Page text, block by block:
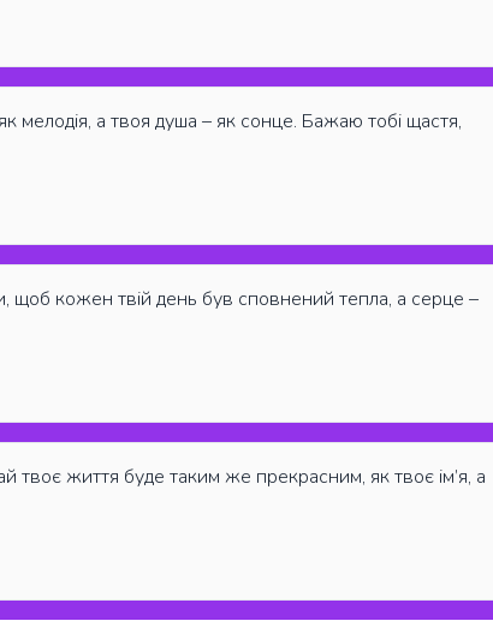
мелодія, а твоя душа – як сонце. Бажаю тобі щастя,
щоб кожен твій день був сповнений тепла, а серце –
твоє життя буде таким же прекрасним, як твоє ім’я, а